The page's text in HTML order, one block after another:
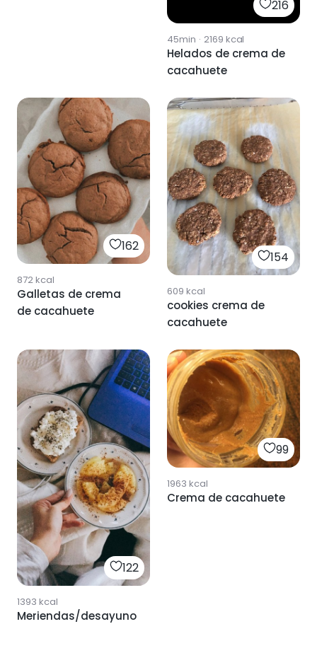
216
45min · 2169 kcal
Helados de crema de
cacahuete
162
872kcal
Galletas de crema
de cacahuete
154
609 kcal
cookies crema de
cacahuete
122
1393 kcal
Meriendas/desayunos
99
1963 kcal
Crema de cacahuete